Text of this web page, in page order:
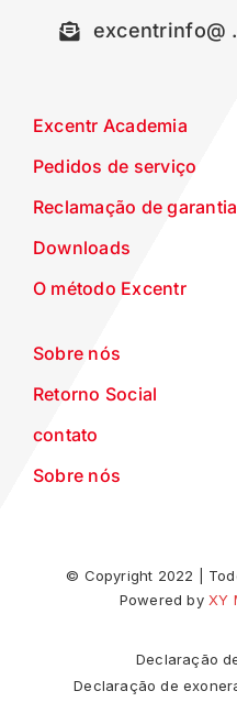
excentrinfo@
Excentr Academia
Pedidos de serviço
Reclamação de
Downloads
O método Excentr
Sobre nós
Retorno Social
contato
Sobre nós
© Copyright 2022 |
Powered by XY
Declaração
Declaração de